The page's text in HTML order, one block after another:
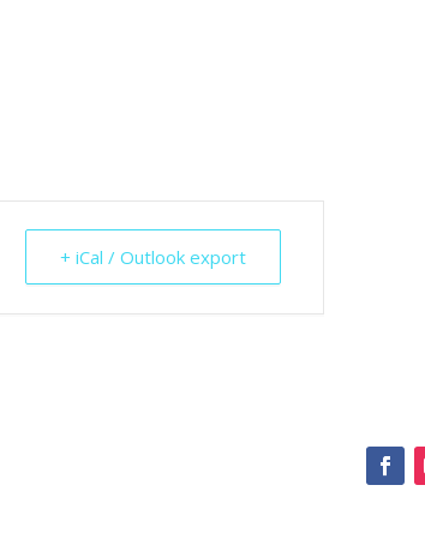
+ iCal / Outlook export